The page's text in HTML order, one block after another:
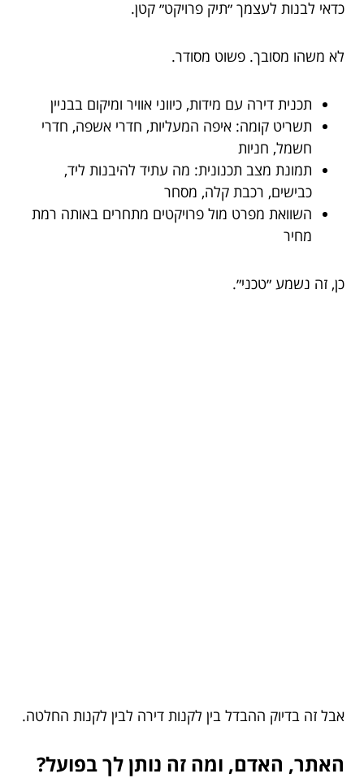
כדאי לבנות לעצמך ״תיק פרויקט״ קטן.
לא משהו מסובך. פשוט מסודר.
תכנית דירה עם מידות, כיווני אוויר ומיקום בבניין
תשריט קומה: איפה המעליות, חדרי אשפה, חדרי
חשמל, חניות
תמונת מצב תכנונית: מה עתיד להיבנות ליד,
כבישים, רכבת קלה, מסחר
השוואת מפרט מול פרויקטים מתחרים באותה רמת
מחיר
כן, זה נשמע ״טכני״.
אבל זה בדיוק ההבדל בין לקנות דירה לבין לקנות החלטה.
האתר, האדם, ומה זה נותן לך בפועל?